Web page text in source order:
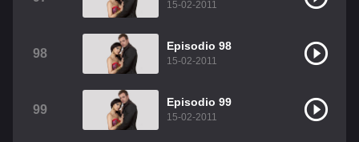
15-02-2011
98
Episodio 98
15-02-2011
99
Episodio 99
15-02-2011